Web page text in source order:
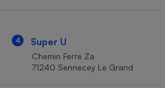
4 Super U
Chemin Ferre Za
71240 Sennecey Le Grand